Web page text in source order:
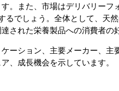
。また、市場はデリバリー
るでしょう。全体として、天
された栄養製品への消費者の
ーション、主要メーカー、主
、成長機会を示しています。